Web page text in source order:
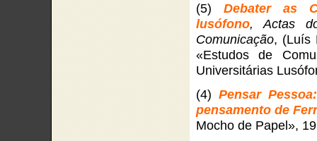
(5) Debater as
lusófono, Actas
Comunicação, (Luís
«Estudos de
Universitárias
(4) Pensar
pensamento de
Mocho de Papel»,